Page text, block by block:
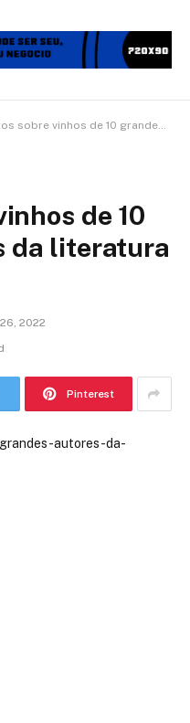
vinhos de 10 grandes autores da literatura mundial
de 10
da literatura
2022
Pinterest